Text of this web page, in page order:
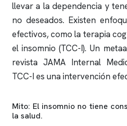
llevar a la dependencia y
no deseados. Existen
efectivos, como la terapia
elinsomnio (TCC-I). Un
revista JAMA Internal
TCC-I es una intervención
Mito: El insomnio no tiene
la salud.